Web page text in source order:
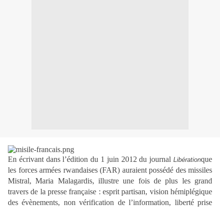
En écrivant dans l’édition du 1 juin 2012 du journal Libérationque
les forces armées rwandaises (FAR) auraient possédé des missiles
Mistral, Maria Malagardis, illustre une fois de plus les grand
travers de la presse française : esprit partisan, vision hémiplégique
des évènements, non vérification de l’information, liberté prise